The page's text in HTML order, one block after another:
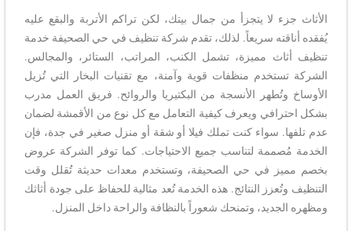
الأثاث جزء لا يتجزأ من جمال بيتك، لكن تراكم الأتربة والبقع عليه
يُفقده أناقته سريعاً. لذلك، تقدم شركة تنظيف في حي الصحيفة خدمة
تنظيف أثاث مميزة، تشمل الكنب، المراتب، الستائر، والمجالس.
الشركة تستخدم منظفات قوية وآمنة، مع تقنيات البخار التي تُزيل
الأوساخ وتُطهر الأنسجة من البكتيريا والروائح. فريق العمل مدرب
بشكل احترافي ويعرف كيفية التعامل مع كل نوع من الأقمشة لضمان
عدم تلفها. سواء كنت تملك فيلا أو شقة أو منزل صغير في جدة، فإن
الخدمة مُصممة لتناسب جميع الاحتياجات. كما توفر الشركة عروض
بخصم مميز في حي الصحيفة، وتستخدم معدات حديثة تُقلل وقت
التنظيف وتُعزز النتائج. هذه الخدمة تُعد مثالية للحفاظ على جودة أثاثك
ومظهره الجديد، وتمنحك شعوراً بالنظافة والراحة داخل المنزل.